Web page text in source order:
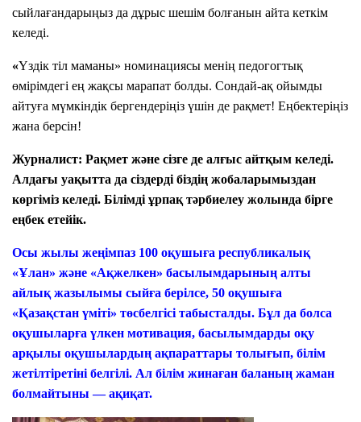
сыйлағандарыңыз да дұрыс шешім болғанын айта кеткім
келеді.
«Үздік тіл маманы» номинациясы менің педогогтық
өмірімдегі ең жақсы марапат болды. Сондай-ақ ойымды
айтуға мүмкіндік бергендеріңіз үшін де рақмет! Еңбектеріңіз
жана берсін!
Журналист: Рақмет және сізге де алғыс айтқым келеді.
Алдағы уақытта да сіздерді біздің жобаларымыздан
көргіміз келеді. Білімді ұрпақ тәрбиелеу жолында бірге
еңбек етейік.
Осы жылы жеңімпаз 100 оқушыға республикалық
«Ұлан» және «Ақжелкен» басылымдарының алты
айлық жазылымы сыйға берілсе, 50 оқушыға
«Қазақстан үміті» төсбелгісі табысталды. Бұл да болса
оқушыларға үлкен мотивация, басылымдарды оқу
арқылы оқушылардың ақпараттары толығып, білім
жетілтіретіні белгілі. Ал білім жинаған баланың жаман
болмайтыны — ақиқат.